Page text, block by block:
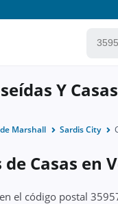
Y
Marshall Sardis City
Casas en
el código postal